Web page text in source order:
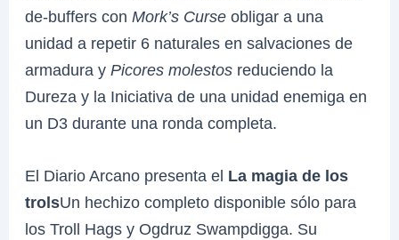
de-buffers conMork’s Curse obligar a una
unidad a repetir 6 naturales en salvaciones de
armadura yPicores molestos reduciendo la
Dureza y la Iniciativa de una unidad enemiga en
un D3 durante una ronda completa.
El Diario Arcano presenta el La magia de los
trolsUn hechizo completo disponible sólo para
los Troll Hags y Ogdruz Swampdigga. Su